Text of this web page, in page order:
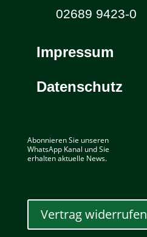
02689 9423-0
Impressum
Datenschutz
Abonnieren Sie unseren
WhatsApp Kanal und Sie
erhalten aktuelle News.
Vertrag widerrufen